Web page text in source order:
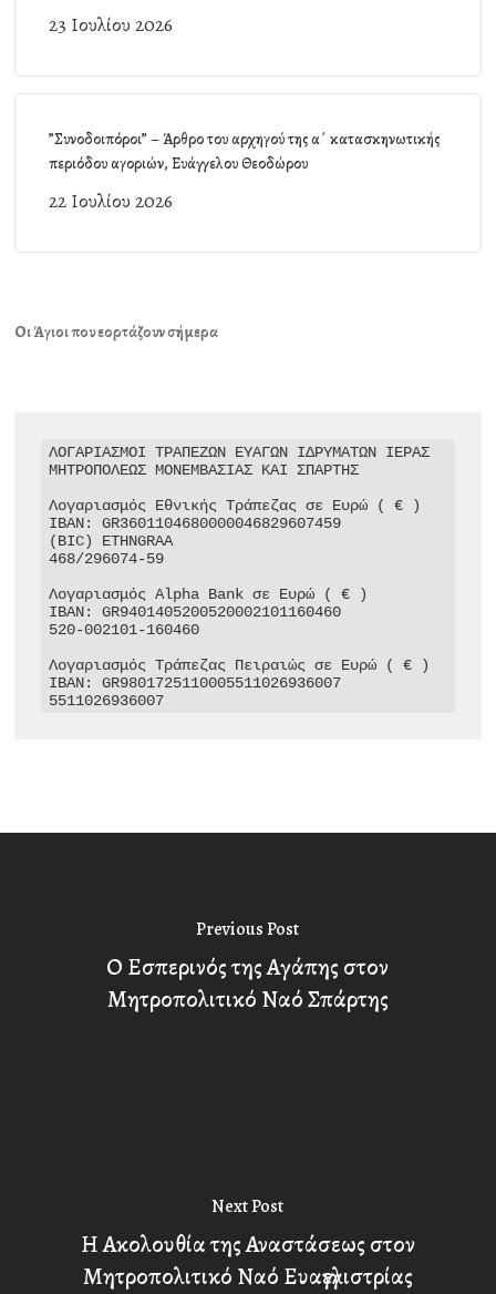
23 Ιουλίου 2026
”Συνοδοιπόροι” – Άρθρο του αρχηγού της α΄ κατασκηνωτικής
περιόδου αγοριών, Ευάγγελου Θεοδώρου
22 Ιουλίου 2026
Οι Άγιοι που εορτάζουν σήμερα
ΛΟΓΑΡΙΑΣΜΟΙ ΤΡΑΠΕΖΩΝ ΕΥΑΓΩΝ ΙΔΡΥΜΑΤΩΝ ΙΕΡΑΣ
ΜΗΤΡΟΠΟΛΕΩΣ ΜΟΝΕΜΒΑΣΙΑΣ ΚΑΙ ΣΠΑΡΤΗΣ
Λογαριασμός Εθνικής Τράπεζας σε Ευρώ ( € )
IBAN: GR3601104680000046829607459
(BIC) ETHNGRAA
468/296074-59
Λογαριασμός Alpha Bank σε Ευρώ ( € )
IBAN: GR9401405200520002101160460
520-002101-160460
Λογαριασμός Τράπεζας Πειραιώς σε Ευρώ ( € )
IBAN: GR9801725110005511026936007
5511026936007
Previous Post
Ο Εσπερινός της Αγάπης στον
Μητροπολιτικό Ναό Σπάρτης
Next Post
Η Ακολουθία της Αναστάσεως στον
Μητροπολιτικό Ναό Ευαγγελιστρίας